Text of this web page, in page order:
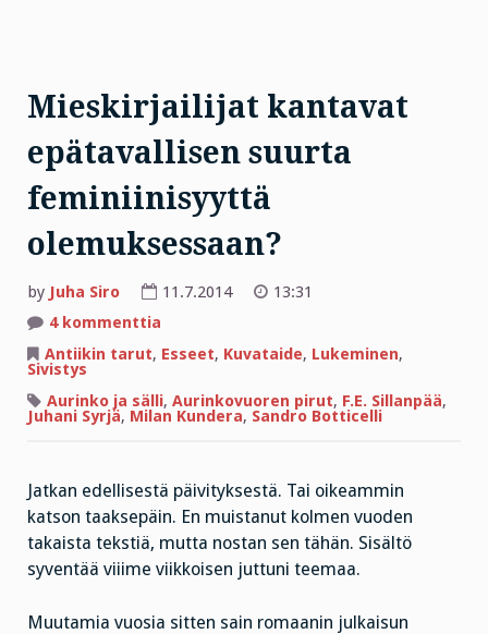
Mieskirjailijat kantavat
epätavallisen suurta
feminiinisyyttä
olemuksessaan?
by Juha Siro 11.7.2014
13:31
4 kommenttia
kantavat
epätavallisen
feminiinisyyttä
olemuksessaan?
Antiikin tarut, Esseet, Kuvataide, Lukeminen,
Sivistys
Aurinko ja sälli, Aurinkovuoren pirut, F.E. Sillanpää,
Juhani Syrjä, Milan Kundera, Sandro Botticelli
Jatkan edellisestä päivityksestä. Tai oikeammin
katson taaksepäin. En muistanut kolmen vuoden
takaista tekstiä, mutta nostan sen tähän. Sisältö
syventää viiime viikkoisen juttuni teemaa.
Muutamia vuosia sitten sain romaanin julkaisun